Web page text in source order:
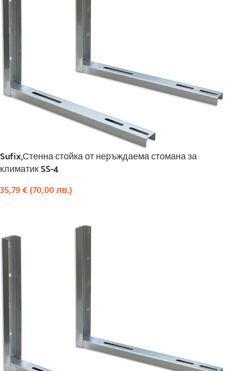
Sufix,Стенна стойка от неръждаема стомана за
климатик SS-4
35,79€(70,00лв.)